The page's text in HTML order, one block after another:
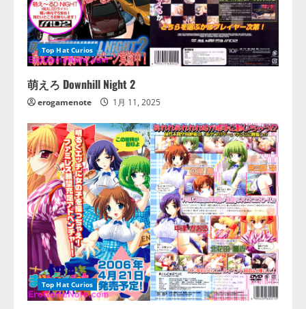
Top Hat Curios
萌えろ Downhill Night 2
erogamenote 1月 11, 2025
Top Hat Curios